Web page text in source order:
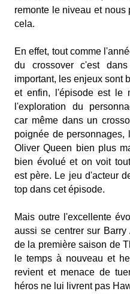
remonte le niveau et
cela.
En effet, tout comme
du crossover c'est
important, les enjeux sont
et enfin, l'épisode est le
l'exploration du
car même dans un
poignée de personnages,
Oliver Queen bien plus
bien évolué et on voit
est père. Le jeu d'acteur
top dans cet épisode.
Mais outre l'excellente
aussi se centrer sur
de la première saison de
le temps à nouveau et
revient et menace de
héros ne lui livrent pas